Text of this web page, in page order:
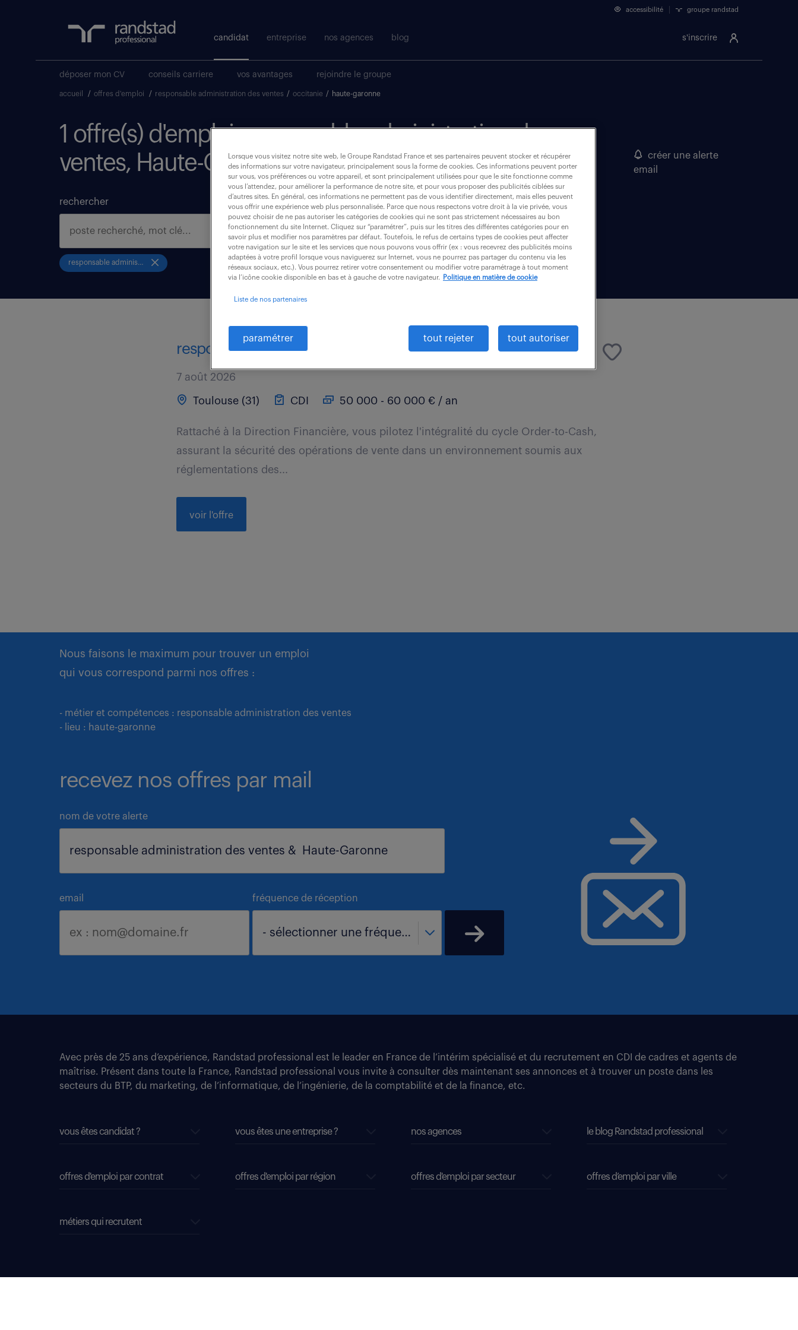
s'inscrire
accessibilité groupe randstad
candidat entreprise nos agences blog
déposer mon CV conseils carriere vos avantages rejoindre le groupe
accueil / offres d'emploi / responsable administration des ventes / occitanie / haute-garonne
1 offre(s) d'emploi responsable administration des
ventes, Haute-Garonne
créer une alerte
email
rechercher
responsable administration des ventes
où ?
haute-garonne (31)
CDI
responsable adv (f/h)
7 août 2026
Toulouse (31) CDI 50 000 - 60 000 € / an
Rattaché à la Direction Financière, vous pilotez l'intégralité du cycle Order-to-Cash,
assurant la sécurité des opérations de vente dans un environnement soumis aux
réglementations des...
voir l'offre
Nous faisons le maximum pour trouver un emploi
qui vous correspond parmi nos offres :
- métier et compétences : responsable administration des ventes
- lieu : haute-garonne
recevez nos offres par mail
nom de votre alerte
email fréquence de réception
- sélectionner une fréquence -
Avec près de 25 ans d’expérience, Randstad professional est le leader en France de l’intérim spécialisé et du recrutement en CDI de cadres et agents de
maîtrise. Présent dans toute la France, Randstad professional vous invite à consulter dès maintenant ses annonces et à trouver un poste dans les
secteurs du BTP, du marketing, de l’informatique, de l’ingénierie, de la comptabilité et de la finance, etc.
vous êtes candidat ? vous êtes une entreprise ? nos agences le blog Randstad professional
offres d'emploi par contrat offres d'emploi par région offres d'emploi par secteur offres d’emploi par ville
métiers qui recrutent
Lorsque vous visitez notre site web, le Groupe Randstad France et ses partenaires peuvent stocker et récupérer
des informations sur votre navigateur, principalement sous la forme de cookies. Ces informations peuvent porter
sur vous, vos préférences ou votre appareil, et sont principalement utilisées pour que le site fonctionne comme
vous l’attendez, pour améliorer la performance de notre site, et pour vous proposer des publicités ciblées sur
d’autres sites. En général, ces informations ne permettent pas de vous identifier directement, mais elles peuvent
vous offrir une expérience web plus personnalisée. Parce que nous respectons votre droit à la vie privée, vous
pouvez choisir de ne pas autoriser les catégories de cookies qui ne sont pas strictement nécessaires au bon
fonctionnement du site Internet. Cliquez sur “paramétrer”, puis sur les titres des différentes catégories pour en
savoir plus et modifier nos paramètres par défaut. Toutefois, le refus de certains types de cookies peut affecter
votre navigation sur le site et les services que nous pouvons vous offrir (ex : vous recevrez des publicités moins
adaptées à votre profil lorsque vous naviguerez sur Internet, vous ne pourrez pas partager du contenu via les
réseaux sociaux, etc.). Vous pourrez retirer votre consentement ou modifier votre paramétrage à tout moment
via l’icône cookie disponible en bas et à gauche de votre navigateur.
Politique en matière de cookie
Liste de nos partenaires
paramétrer tout rejeter tout autoriser